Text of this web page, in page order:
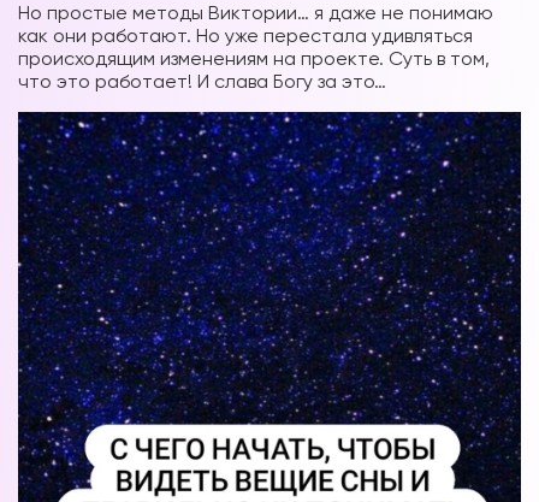
Но простые методы Виктории… я даже не понимаю
как они работают. Но уже перестала удивляться
происходящим изменениям на проекте. Суть в том,
что это работает! И слава Богу за это…